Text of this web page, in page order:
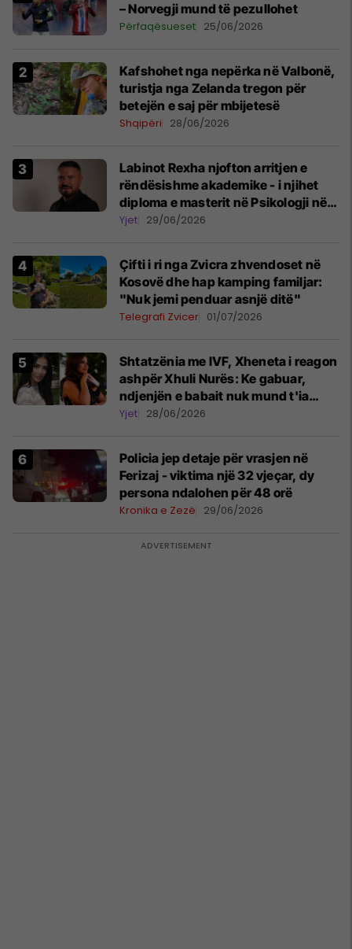
– Norvegji mund të pezullohet
Përfaqësueset 25/06/2026
Kafshohet nga nepërka në Valbonë,
turistja nga Zelanda tregon për
betejën e saj për mbijetesë
Shqipëri 28/06/2026
Labinot Rexha njofton arritjen e
rëndësishme akademike - i njihet
diploma e masterit në Psikologji në
Zvicër
Yjet 29/06/2026
Çifti i ri nga Zvicra zhvendoset në
Kosovë dhe hap kamping familjar:
"Nuk jemi penduar asnjë ditë"
Telegrafi Zvicer 01/07/2026
Shtatzënia me IVF, Xheneta i reagon
ashpër Xhuli Nurës: Ke gabuar,
ndjenjën e babait nuk mund t'ia
plotësosh kurrë
Yjet 28/06/2026
Policia jep detaje për vrasjen në
Ferizaj - viktima një 32 vjeçar, dy
persona ndalohen për 48 orë
Kronika e Zezë 29/06/2026